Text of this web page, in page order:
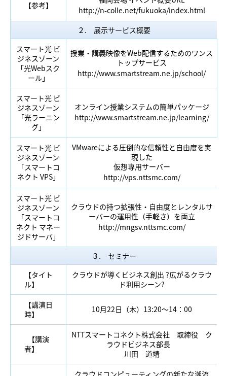
【参考】
http://n-colle.net/fukuoka/index.html
２. 展示サービス概要
スマート光 ビ
ジネスゾーン
「光Webスク
ール」
授業・講義映像をWeb配信するためのワンス
トップサービス
http://www.smartstream.ne.jp/school/
スマート光 ビ
ジネスゾーン
「光ラーニン
グ」
オンライン授業システムの簡単パッケージ
http://www.smartstream.ne.jp/learning/
スマート光 ビ
ジネスゾーン
「スマートコ
ネクト VPS」
VMwareによる圧倒的な信頼性と自由度を実
現した
仮想専用サーバー
http://vps.nttsmc.com/
スマート光 ビ
ジネスゾーン
「スマートコ
ネクト マネー
ジドサーバ」
クラウドの持つ拡張性・自由度とレンタルサ
ーバーの運用性（手軽さ）を両立
http://mngsv.nttsmc.com/
３. セミナー
【タイト
ル】
クラウドが導くビジネス創出 ?広がるクラウ
ド利用シーン?
【講演日
時】
10月22日（木）13:20～14：00
【講演
者】
NTTスマートコネクト株式会社 取締役 ク
ラウドビジネス部長
川田 道靖
クラウドコンピューティングの新たな潮流